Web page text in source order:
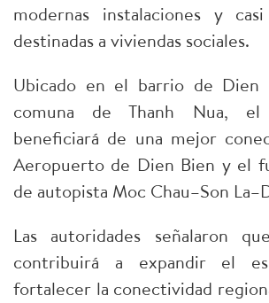
modernas instalaciones y
destinadas a viviendas sociales.
​Ubicado en el barrio de Dien
comuna de Thanh Nua,
beneficiará de una mejor
Aeropuerto de Dien Bien y el
de autopista Moc Chau–Son
​Las autoridades señalaron
contribuirá a expandir el
fortalecer la conectividad